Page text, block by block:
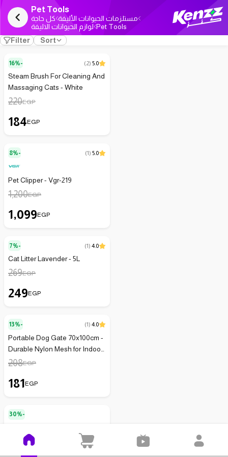
Pet Tools
كل حاجة مستلزمات الحيوانات الأليفة
لوازم الحيوانات الاليفة Pet Tools
Filter
Sort
16%- (2) 5.0
Steam Brush For Cleaning And
Massaging Cats - White
220EGP
184EGP
8%- (1) 5.0
Pet Clipper - Vgr-219
1,200EGP
1,099EGP
7%- (1) 4.0
Cat Litter Lavender - 5L
269EGP
249EGP
13%- (1) 4.0
Portable Dog Gate 70x100cm -
Durable Nylon Mesh for Indoor
Safety
208EGP
181EGP
30%-
999 EGP